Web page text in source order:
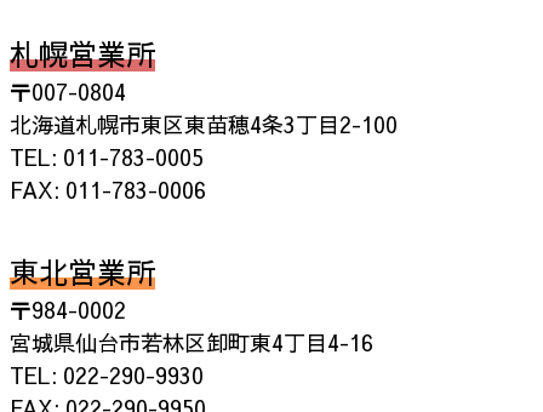
札幌営業所
〒007-0804
北海道札幌市東区東苗穂4条3丁目2-100
TEL: 011-783-0005
FAX: 011-783-0006
東北営業所
〒984-0002
宮城県仙台市若林区卸町東4丁目4-16
TEL: 022-290-9930